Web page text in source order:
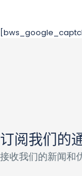
订阅我们的
接收我们的新闻和